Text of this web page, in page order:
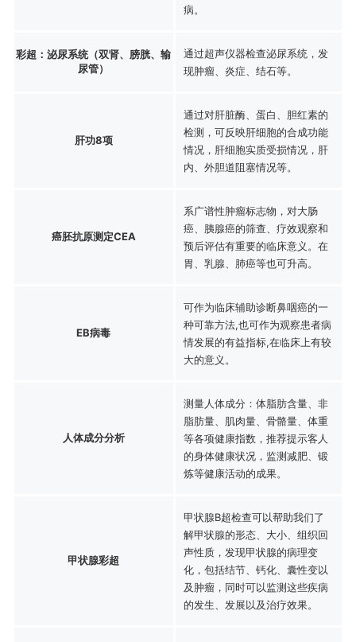
病。
彩超：泌尿系统（双肾、膀胱、输
尿管）
通过超声仪器检查泌尿系统，发
现肿瘤、炎症、结石等。
肝功8项
通过对肝脏酶、蛋白、胆红素的
检测，可反映肝细胞的合成功能
情况，肝细胞实质受损情况，肝
内、外胆道阻塞情况等。
癌胚抗原测定CEA
系广谱性肿瘤标志物，对大肠
癌、胰腺癌的筛查、疗效观察和
预后评估有重要的临床意义。在
胃、乳腺、肺癌等也可升高。
EB病毒
可作为临床辅助诊断鼻咽癌的一
种可靠方法,也可作为观察患者病
情发展的有益指标,在临床上有较
大的意义。
人体成分分析
测量人体成分：体脂肪含量、非
脂肪量、肌肉量、骨骼量、体重
等各项健康指数，推荐提示客人
的身体健康状况，监测减肥、锻
炼等健康活动的成果。
甲状腺彩超
甲状腺B超检查可以帮助我们了
解甲状腺的形态、大小、组织回
声性质，发现甲状腺的病理变
化，包括结节、钙化、囊性变以
及肿瘤，同时可以监测这些疾病
的发生、发展以及治疗效果。